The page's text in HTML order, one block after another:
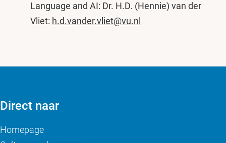
Language and AI: Dr. H.D. (Hennie) van der
Vliet: h.d.vander.vliet@vu.nl
Direct naar
Homepage